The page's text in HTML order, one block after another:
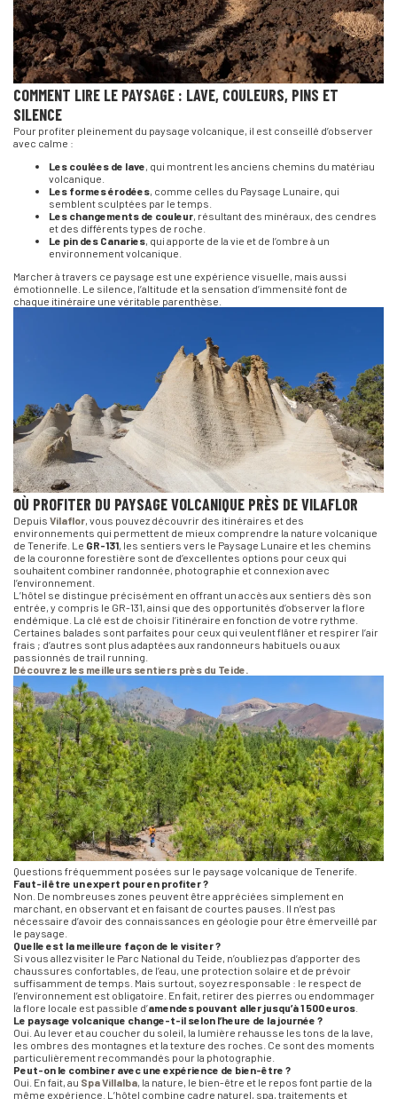
COMMENT LIRE LE PAYSAGE : LAVE, COULEURS, PINS ET
SILENCE
Pour profiter pleinement du paysage volcanique, il est conseillé d’observer
avec calme :
Les coulées de lave, qui montrent les anciens chemins du matériau
volcanique.
Les formes érodées, comme celles du Paysage Lunaire, qui
semblent sculptées par le temps.
Les changements de couleur, résultant des minéraux, des cendres
et des différents types de roche.
Le pin des Canaries, qui apporte de la vie et de l’ombre à un
environnement volcanique.
Marcher à travers ce paysage est une expérience visuelle, mais aussi
émotionnelle. Le silence, l’altitude et la sensation d’immensité font de
chaque itinéraire une véritable parenthèse.
OÙ PROFITER DU PAYSAGE VOLCANIQUE PRÈS DE VILAFLOR
Depuis Vilaflor, vous pouvez découvrir des itinéraires et des
environnements qui permettent de mieux comprendre la nature volcanique
de Tenerife. Le GR-131, les sentiers vers le Paysage Lunaire et les chemins
de la couronne forestière sont de d’excellentes options pour ceux qui
souhaitent combiner randonnée, photographie et connexion avec
l’environnement.
L’hôtel se distingue précisément en offrant un accès aux sentiers dès son
entrée, y compris le GR-131, ainsi que des opportunités d’observer la flore
endémique. La clé est de choisir l’itinéraire en fonction de votre rythme.
Certaines balades sont parfaites pour ceux qui veulent flâner et respirer l’air
frais ; d’autres sont plus adaptées aux randonneurs habituels ou aux
passionnés de trail running.
Découvrez les meilleurs sentiers près du Teide.
Questions fréquemment posées sur le paysage volcanique de Tenerife.
Faut-il être un expert pour en profiter ?
Non. De nombreuses zones peuvent être appréciées simplement en
marchant, en observant et en faisant de courtes pauses. Il n’est pas
nécessaire d’avoir des connaissances en géologie pour être émerveillé par
le paysage.
Quelle est la meilleure façon de le visiter ?
Si vous allez visiter le Parc National du Teide, n’oubliez pas d’apporter des
chaussures confortables, de l’eau, une protection solaire et de prévoir
suffisamment de temps. Mais surtout, soyez responsable : le respect de
l’environnement est obligatoire. En fait, retirer des pierres ou endommager
la flore locale est passible d’amendes pouvant aller jusqu’à 1 500 euros
Le paysage volcanique change-t-il selon l’heure de la journée ?
Oui. Au lever et au coucher du soleil, la lumière rehausse les tons de la lave,
les ombres des montagnes et la texture des roches. Ce sont des moments
particulièrement recommandés pour la photographie.
Peut-on le combiner avec une expérience de bien-être ?
Oui. En fait, au Spa Villalba, la nature, le bien-être et le repos font partie de la
même expérience. L’hôtel combine cadre naturel, spa, traitements et